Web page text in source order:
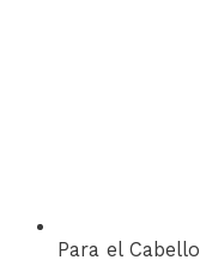
Para el Cabello